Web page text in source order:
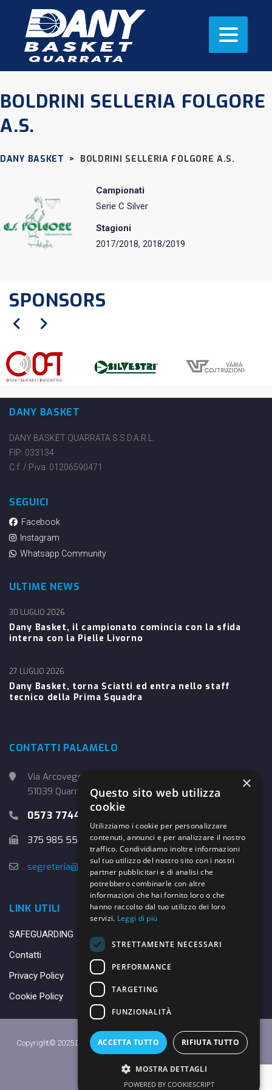
BOLDRINI SELLERIA FOLGORE
A.S.
DANY BASKET > BOLDRINI SELLERIA FOLGORE A.S.
Campionati
Serie C Silver
Stagioni
2017/2018, 2018/2019
SPONSORS
DANY BASKET
DANY BASKET QUARRATA S.S.D.A.R.L.
FIP: 033134
C.f. / P.iva: 01206590471
SEGUICI
Facebook
Instagram
Whatsapp Community
ULTIME NEWS
Dany Basket, il campionato comincia con la sfida
interna con la Pielle Livorno
30 LUGLIO 2026
Dany Basket, torna Sciatti ed entra nello staff
tecnico della Prima Squadra
27 LUGLIO 2026
CONTATTI PALAMELO
Via Arcoveggio, 4
51039 Quarrata (PT)
0573 774457
375 985 5526
segreteria@danybasket.it
LINK UTILI
SAFEGUARDING
Contatti
Privacy Policy
Cookie Policy
Copyright© 2025 DANY BASKET QUARRATA S.S.D.A.R.L. -Privacy Policy
Made with ♥ by
×
Questo sito web utilizza
cookie
Utilizziamo i cookie per personalizzare
contenuti, annunci e per analizzare il nostro
traffico. Condividiamo inoltre informazioni
sul tuo utilizzo del nostro sito con i nostri
partner pubblicitari e di analisi che
potrebbero combinarle con altre
informazioni che hai fornito loro o che
hanno raccolto dal tuo utilizzo dei loro
servizi. Leggi di più
STRETTAMENTE NECESSARI
PERFORMANCE
TARGETING
FUNZIONALITÀ
ACCETTA TUTTO RIFIUTA TUTTO
MOSTRA DETTAGLI
POWERED BY COOKIESCRIPT